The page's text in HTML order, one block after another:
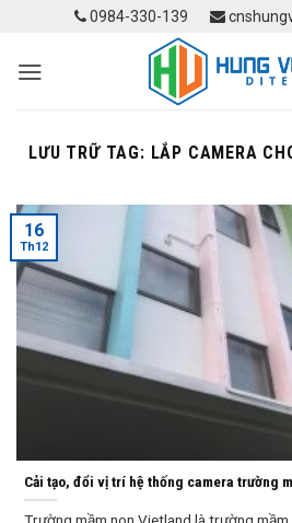
content
0984-330-139
LƯU TRỮ TAG: LẮP CAMERA
Cải tạo, đổi vị trí hệ thống camera trường
Trường mầm non Vietland là trường
16
Th12